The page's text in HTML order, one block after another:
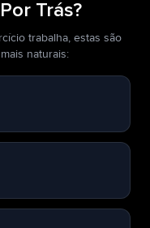
Trás?
trabalha, estas são
naturais: